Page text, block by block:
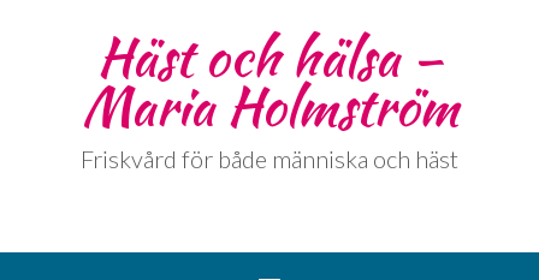
Häst och hälsa –
Maria Holmström
Friskvård för både människa och häst